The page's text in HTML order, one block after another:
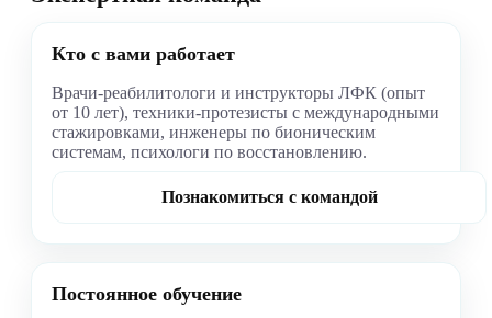
Кто с вами работает
Врачи-реабилитологи и инструкторы ЛФК (опыт
от 10 лет), техники-протезисты с международными
стажировками, инженеры по бионическим
системам, психологи по восстановлению.
Познакомиться с командой
Постоянное обучение